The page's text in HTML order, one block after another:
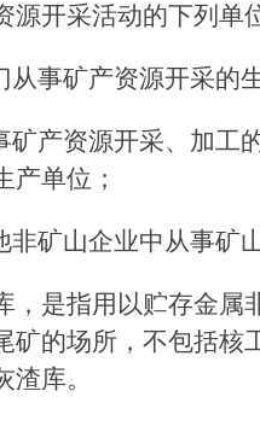
源开采活动的下列单
矿产资源开采的生
产资源开采、加工
产单位；
山企业中从事矿山
是指用以贮存金属
矿的场所，不包括核
渣库。